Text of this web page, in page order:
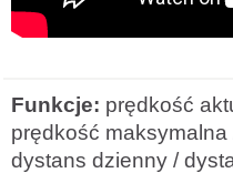
Funkcje: prędkość
prędkość
dystans dzienny /